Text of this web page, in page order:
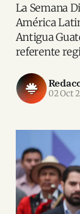
La Semana
América
Antigua
referente
02 Oct